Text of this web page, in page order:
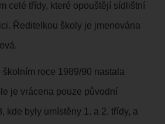
celé třídy, které opouštějí sídlištní
Ředitelkou školy je jmenována
školním roce 1989/90 nastala
je vrácena pouze původní
kde byly umístěny 1. a 2. třídy, a